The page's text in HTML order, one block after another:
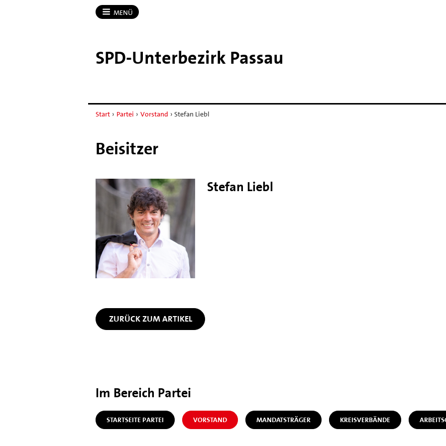
MENÜ
SPD-​Unterbezirk Passau
Start › Partei › Vorstand › Stefan Liebl
Beisitzer
Stefan Liebl
ZURÜCK ZUM ARTIKEL
Im Bereich Partei
STARTSEITE PARTEI VORSTAND MANDATSTRÄGER KREISVERBÄNDE